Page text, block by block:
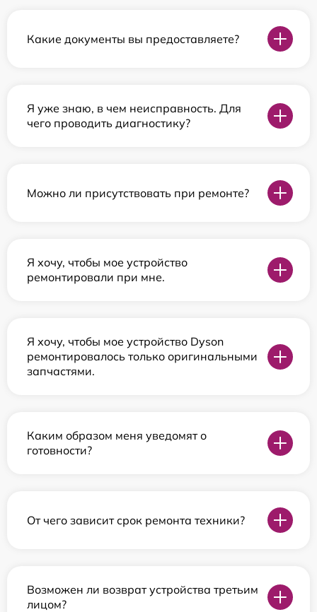
Какие документы вы предоставляете?
Я уже знаю, в чем неисправность. Для
чего проводить диагностику?
Можно ли присутствовать при ремонте?
Я хочу, чтобы мое устройство
ремонтировали при мне.
Я хочу, чтобы мое устройство Dyson
ремонтировалось только оригинальными
запчастями.
Каким образом меня уведомят о
готовности?
От чего зависит срок ремонта техники?
Возможен ли возврат устройства третьим
лицом?